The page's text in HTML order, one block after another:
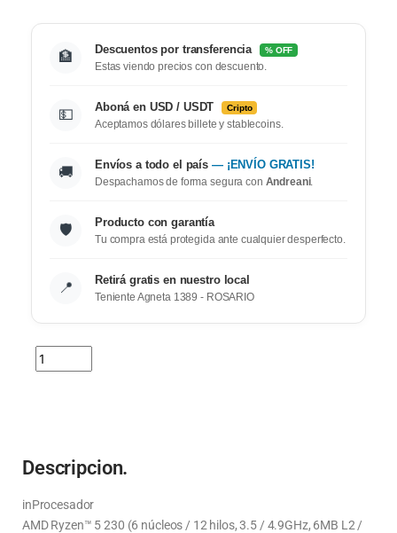
🏦 Descuentos por transferencia % OFF
Estas viendo precios con descuento.
💵 Aboná en USD / USDT Cripto
Aceptamos dólares billete y stablecoins.
🚚 Envíos a todo el país — ¡ENVÍO GRATIS!
Despachamos de forma segura con Andreani.
🛡️ Producto con garantía
Tu compra está protegida ante cualquier desperfecto.
📍 Retirá gratis en nuestro local
Teniente Agneta 1389 - ROSARIO
Descripcion.
inProcesador
AMD Ryzen™ 5 230 (6 núcleos / 12 hilos, 3.5 / 4.9GHz, 6MB L2 /